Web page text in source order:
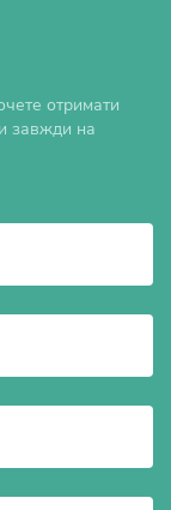
отримати
завжди на